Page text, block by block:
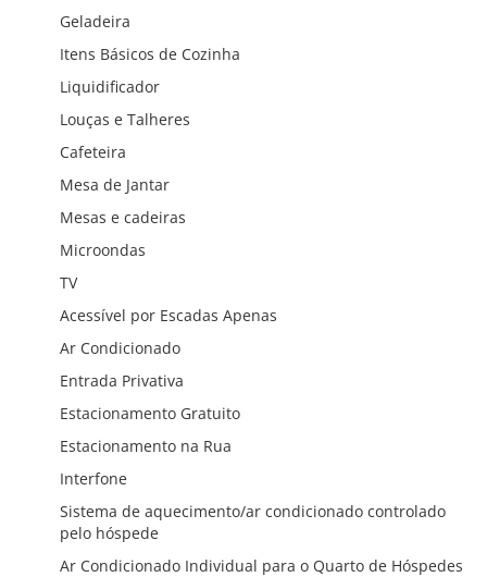
Geladeira
Itens Básicos de Cozinha
Liquidificador
Louças e Talheres
Cafeteira
Mesa de Jantar
Mesas e cadeiras
Microondas
TV
Acessível por Escadas Apenas
Ar Condicionado
Entrada Privativa
Estacionamento Gratuito
Estacionamento na Rua
Interfone
Sistema de aquecimento/ar condicionado controlado
pelo hóspede
Ar Condicionado Individual para o Quarto de Hóspedes